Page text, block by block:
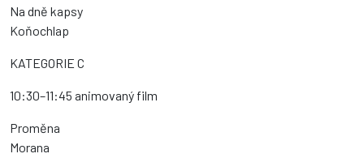
Na dně kapsy
Koňochlap
KATEGORIE C
10:30–11:45 animovaný film
Proměna
Morana